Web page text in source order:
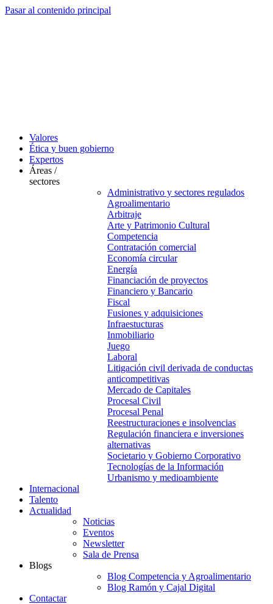
Pasar al contenido principal
Valores
Ética y buen gobierno
Expertos
Áreas /
sectores
Administrativo y sectores regulados
Agroalimentario
Arbitraje
Arte y Patrimonio Cultural
Competencia
Contratación comercial
Economía circular
Energía
Financiación de proyectos
Financiero y Bancario
Fiscal
Fusiones y adquisiciones
Infraestucturas
Inmobiliario
Juego
Laboral
Litigación civil derivada de conductas
anticompetitivas
Mercado de Capitales
Procesal Civil
Procesal Penal
Reestructuraciones e insolvencias
Regulación financiera e inversiones
alternativas
Societario y Gobierno Corporativo
Tecnologías de la Información
Urbanismo y medioambiente
Internacional
Talento
Actualidad
Noticias
Eventos
Newsletter
Sala de Prensa
Blogs
Blog Competencia y Agroalimentario
Blog Ramón y Cajal Digital
Contactar